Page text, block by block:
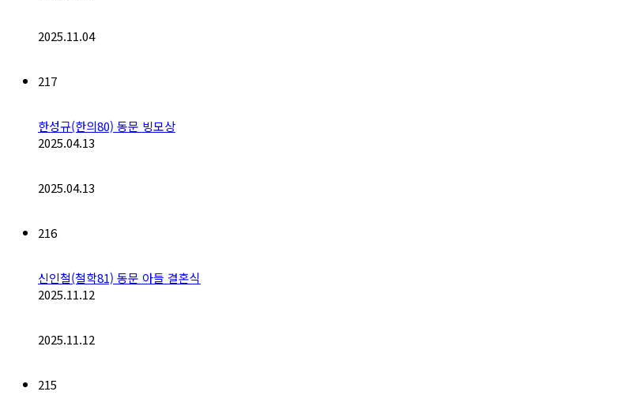
2025.11.04
217
한성규(한의80) 동문 빙모상
2025.04.13
2025.04.13
216
신인철(철학81) 동문 아들 결혼식
2025.11.12
2025.11.12
215